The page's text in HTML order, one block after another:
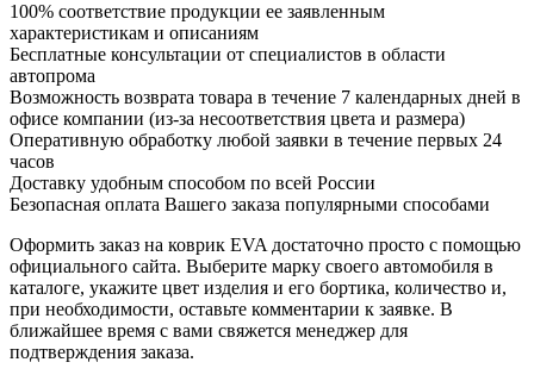
100% соответствие продукции ее заявленным
характеристикам и описаниям
Бесплатные консультации от специалистов в области
автопрома
Возможность возврата товара в течение 7 календарных дней в
офисе компании (из-за несоответствия цвета и размера)
Оперативную обработку любой заявки в течение первых 24
часов
Доставку удобным способом по всей России
Безопасная оплата Вашего заказа популярными способами
Оформить заказ на коврик EVA достаточно просто с помощью
официального сайта. Выберите марку своего автомобиля в
каталоге, укажите цвет изделия и его бортика, количество и,
при необходимости, оставьте комментарии к заявке. В
ближайшее время с вами свяжется менеджер для
подтверждения заказа.